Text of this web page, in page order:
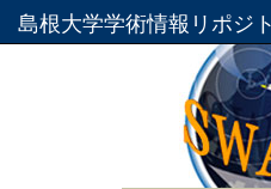
島根大学学術情報リポジ